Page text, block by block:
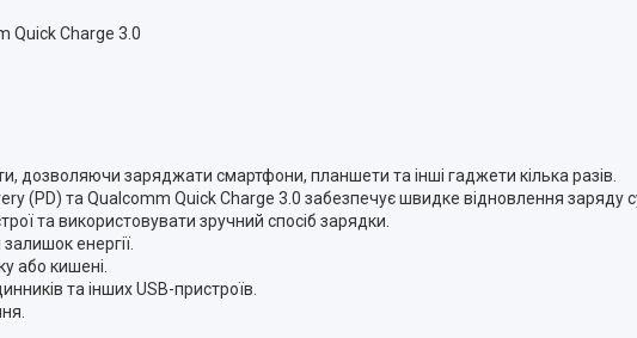
Quick Charge 3.0
дозволяючи заряджати смартфони, планшети та інші гаджети кілька разів.
(PD) та Qualcomm Quick Charge 3.0 забезпечує швидке відновлення заряду
та використовувати зручний спосіб зарядки.
енергії.
або кишені.
та інших USB-пристроїв.